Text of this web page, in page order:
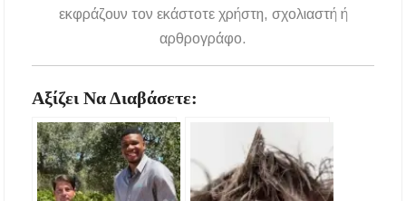
αποχέτευση
Χαλκιδική: Νεκρός 69χρονος λουόμενος στην
Διακοπές ρεύματος σε περιοχές της Χαλκιδικής
– Πότε και πού θα σημειωθούν
Νέες χρηματοδοτήσεις από το Πράσινο Ταμείο
για δήμους της Κεντρικής Μακεδονίας
εκφράζουν τον εκάστοτε χρήστη, σχολιαστή ή
αρθρογράφο.
Αξίζει Να Διαβάσετε: